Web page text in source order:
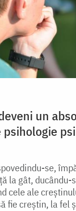
un
se,
la gât, ducându-
cele ale
fie creștin, la fel